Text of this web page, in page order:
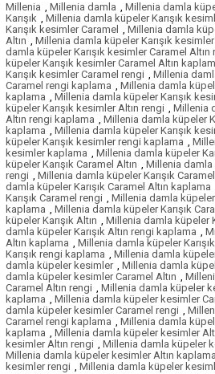
Millenia , Millenia damla , Millenia damla
Karışık , Millenia damla küpeler Karışık
Karışık kesimler Caramel , Millenia damla
Altın , Millenia damla küpeler Karışık
damla küpeler Karışık kesimler Caramel
küpeler Karışık kesimler Caramel Altın
Karışık kesimler Caramel rengi , Millenia
Caramel rengi kaplama , Millenia damla
kaplama , Millenia damla küpeler Karışık
küpeler Karışık kesimler Altın rengi , Millenia
Altın rengi kaplama , Millenia damla küpeler
kaplama , Millenia damla küpeler Karışık
küpeler Karışık kesimler rengi kaplama ,
kesimler kaplama , Millenia damla küpeler
küpeler Karışık Caramel Altın , Millenia damla
rengi , Millenia damla küpeler Karışık
damla küpeler Karışık Caramel Altın kaplama
Karışık Caramel rengi , Millenia damla küpeler
kaplama , Millenia damla küpeler Karışık
küpeler Karışık Altın , Millenia damla küpeler
damla küpeler Karışık Altın rengi kaplama ,
Altın kaplama , Millenia damla küpeler
Karışık rengi kaplama , Millenia damla
damla küpeler kesimler , Millenia damla
damla küpeler kesimler Caramel Altın ,
Caramel Altın rengi , Millenia damla küpeler
kaplama , Millenia damla küpeler kesimler
damla küpeler kesimler Caramel rengi ,
Caramel rengi kaplama , Millenia damla
kaplama , Millenia damla küpeler kesimler
kesimler Altın rengi , Millenia damla küpeler
Millenia damla küpeler kesimler Altın kaplama
kesimler rengi , Millenia damla küpeler